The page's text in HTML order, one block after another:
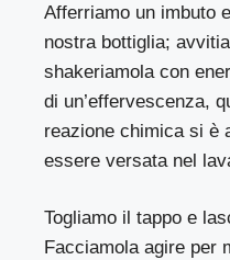
Afferriamo un imbuto
nostra bottiglia;
shakeriamola con
di un’effervescenza,
reazione chimica si è
essere versata nel
Togliamo il tappo e
Facciamola agire per